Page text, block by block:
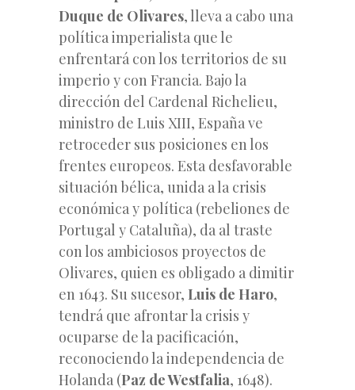
Duque de Olivares, lleva a cabo una
política imperialista que le
enfrentará con los territorios de su
imperio y con Francia. Bajo la
dirección del Cardenal Richelieu,
ministro de Luis XIII, España ve
retroceder sus posiciones en los
frentes europeos. Esta desfavorable
situación bélica, unida a la crisis
económica y política (rebeliones de
Portugal y Cataluña), da al traste
con los ambiciosos proyectos de
Olivares, quien es obligado a dimitir
en 1643. Su sucesor, Luis de Haro,
tendrá que afrontar la crisis y
ocuparse de la pacificación,
reconociendo la independencia de
Holanda (Paz de Westfalia, 1648).